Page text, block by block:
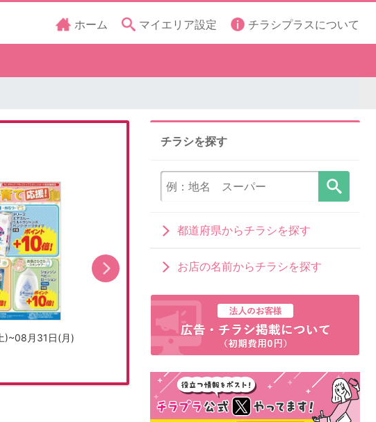
ホーム マイエリア設定 チラシプラスについて
)~08月31日(月) 08月01日(土)~08月31日(月)
チラシを探す
都道府県からチラシを探す
お店の名前からチラシを探す